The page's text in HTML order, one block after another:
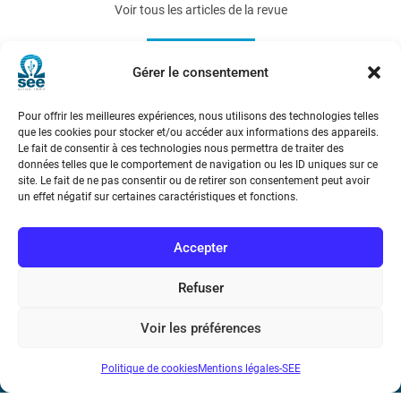
Gérer le consentement
Pour offrir les meilleures expériences, nous utilisons des technologies telles
que les cookies pour stocker et/ou accéder aux informations des appareils.
Le fait de consentir à ces technologies nous permettra de traiter des
données telles que le comportement de navigation ou les ID uniques sur ce
site. Le fait de ne pas consentir ou de retirer son consentement peut avoir
un effet négatif sur certaines caractéristiques et fonctions.
Accepter
Refuser
Voir les préférences
Politique de cookiesMentions légales-SEE
Voir tous les articles de la revue